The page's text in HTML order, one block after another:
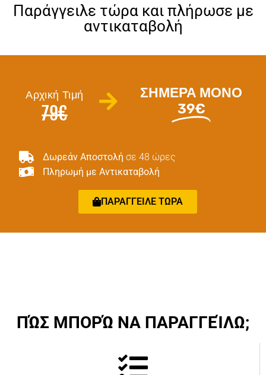
Παράγγειλε τώρα και πλήρωσε με
αντικαταβολή
Αρχική Τιμή
79€
ΣΗΜΕΡΑ ΜΟΝΟ
39€
Δωρεάν Αποστολή σε 48 ώρες
Πληρωμή με Αντικαταβολή
ΠΑΡΑΓΓΕΙΛΕ ΤΩΡΑ
ΠΏΣ ΜΠΟΡΏ ΝΑ ΠΑΡΑΓΓΕΊΛΩ;